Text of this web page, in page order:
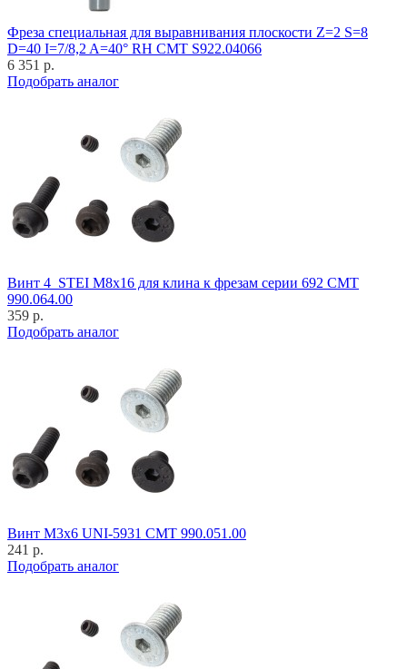
Фреза специальная для выравнивания плоскости Z=2 S=8
D=40 I=7/8,2 A=40° RH CMT S922.04066
6 351 р.
Подобрать аналог
Винт 4_STEI M8x16 для клина к фрезам серии 692 CMT
990.064.00
359 р.
Подобрать аналог
Винт M3x6 UNI-5931 CMT 990.051.00
241 р.
Подобрать аналог